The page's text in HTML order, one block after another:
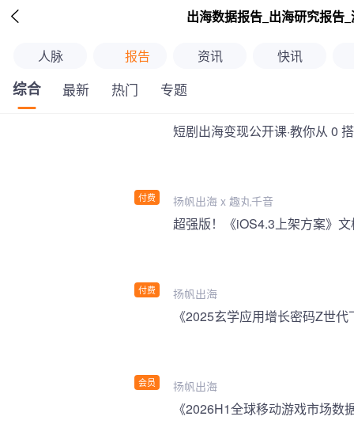
 出海数据报告_出海研究报告
人脉 报告 资讯 快讯
综合 最新 热门 专题
付费
短剧出海变现公开课·教你从 0
扬帆出海 x 趣丸千音
付费 扬帆出海
会员
《2025玄学应用增长密码Z世
扬帆出海
《2026H1全球移动游戏市场数